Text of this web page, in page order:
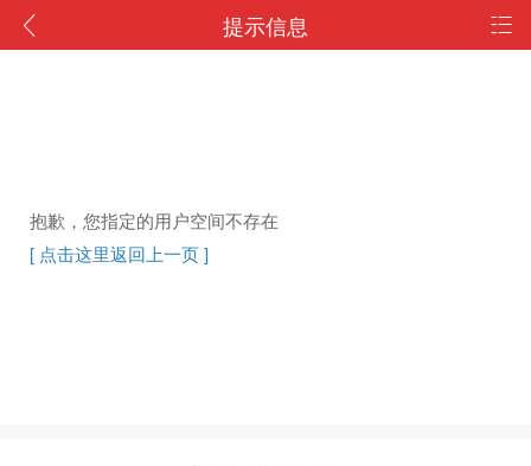
提示信息
抱歉，您指定的用户空间不存在
[ 点击这里返回上一页 ]